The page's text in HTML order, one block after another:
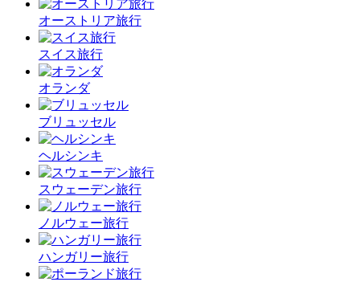
オーストリア旅行
スイス旅行
オランダ
ブリュッセル
ヘルシンキ
スウェーデン旅行
ノルウェー旅行
ハンガリー旅行